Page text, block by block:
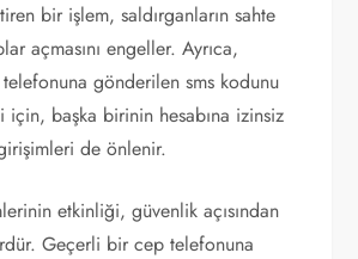
bir işlem, saldırganların sahte
açmasını engeller. Ayrıca,
telefonuna gönderilen sms kodunu
için, başka birinin hesabına izinsiz
de önlenir.
etkinliği, güvenlik açısından
Geçerli bir cep telefonuna